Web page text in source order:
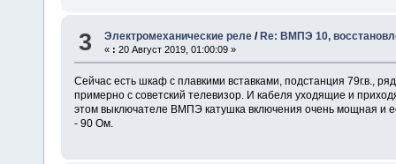
3 Электромеханические реле / Re: ВМПЭ 10,
« : 20 Август 2019, 01:00:09 »
Сейчас есть шкаф с плавкими вставками, подстанция 79г.в.,
примерно с советский телевизор. И кабеля уходящие и
этом выключателе ВМПЭ катушка включения очень мощная и
- 90 Ом.